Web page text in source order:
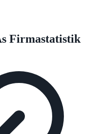
Firmastatistik